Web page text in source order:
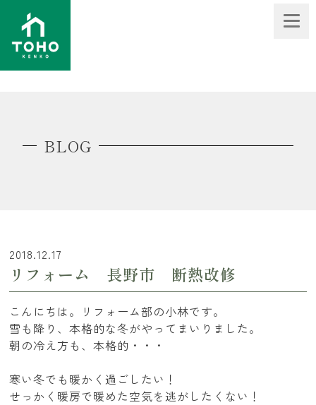
BLOG
2018.12.17
リフォーム 長野市 断熱改修
こんにちは。リフォーム部の小林です。
雪も降り、本格的な冬がやってまいりました。
朝の冷え方も、本格的・・・
寒い冬でも暖かく過ごしたい！
せっかく暖房で暖めた空気を逃がしたくない！